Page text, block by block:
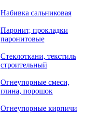
Набивка сальниковая
Паронит, прокладки
паронитовые
Стеклоткани, текстиль
строительный
Огнеупорные смеси,
глина, порошок
Огнеупорные кирпичи